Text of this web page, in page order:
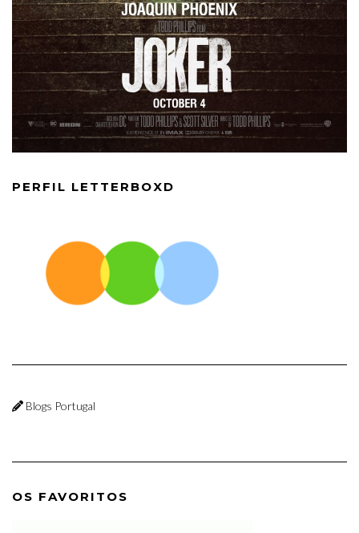
PERFIL LETTERBOXD
Blogs Portugal
OS FAVORITOS